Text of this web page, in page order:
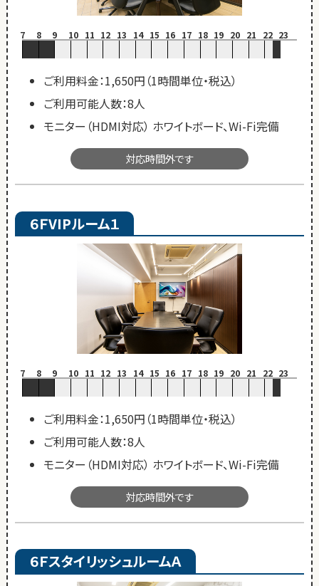
7 8 9 10 11 12 13 14 15 16 17 18 19 20 21 22 23
ご利用料金：1,650円（1時間単位・税込）
ご利用可能人数：8人
モニター（HDMI対応） ホワイトボード、Wi-Fi完備
対応時間外です
６ＦVIPルーム１
7 8 9 10 11 12 13 14 15 16 17 18 19 20 21 22 23
ご利用料金：1,650円（1時間単位・税込）
ご利用可能人数：8人
モニター（HDMI対応） ホワイトボード、Wi-Fi完備
対応時間外です
６ＦスタイリッシュルームＡ